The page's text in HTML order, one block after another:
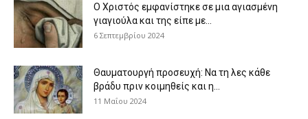
Ο Χριστός εμφανίστηκε σε μια αγιασμένη
γιαγιούλα και της είπε με...
6 Σεπτεμβρίου 2024
Θαυματουργή προσευχή: Να τη λες κάθε
βράδυ πριν κοιμηθείς και η...
11 Μαΐου 2024